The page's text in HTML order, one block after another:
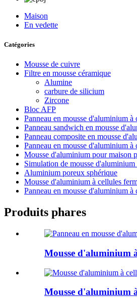
Maison
En vedette
Catégories
Mousse de cuivre
Filtre en mousse céramique
Alumine
carbure de silicium
Zircone
Bloc AFP
Panneau en mousse d'aluminium à
Panneau sandwich en mousse
Panneau composite en mousse
Panneau en mousse d'aluminium à
Mousse d'aluminium pour maison
Simulation de mousse
Aluminium poreux sphérique
Mousse d'aluminium à cellules
Panneau en mousse d'aluminium à
Produits phares
Mousse d'aluminium
Mousse d'aluminium